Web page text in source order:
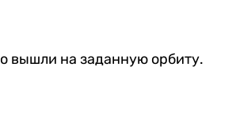
вышли на заданную орбиту.